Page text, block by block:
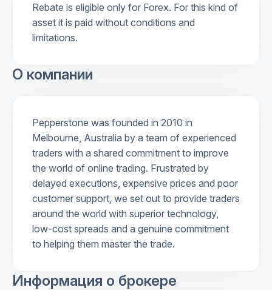
Rebate is eligible only for Forex. For this kind of
asset it is paid without conditions and
limitations.
О компании
Pepperstone was founded in 2010 in
Melbourne, Australia by a team of experienced
traders with a shared commitment to improve
the world of online trading. Frustrated by
delayed executions, expensive prices and poor
customer support, we set out to provide traders
around the world with superior technology,
low-cost spreads and a genuine commitment
to helping them master the trade.
Информация о брокере